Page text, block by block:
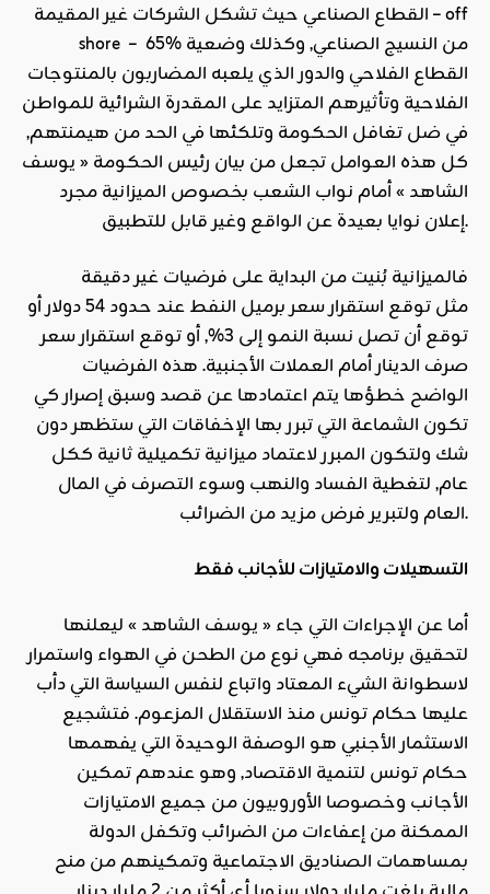
القطاع الصناعي حيث تشكل الشركات غير المقيمة – off
shore – 65% من النسيج الصناعي, وكذلك وضعية
القطاع الفلاحي والدور الذي يلعبه المضاربون بالمنتوجات
الفلاحية وتأثيرهم المتزايد على المقدرة الشرائية للمواطن
في ضل تغافل الحكومة وتلكئها في الحد من هيمنتهم,
كل هذه العوامل تجعل من بيان رئيس الحكومة « يوسف
الشاهد » أمام نواب الشعب بخصوص الميزانية مجرد
إعلان نوايا بعيدة عن الواقع وغير قابل للتطبيق.
مثل توقع استقرار سعر برميل النفط عند حدود 54 دولار أو
توقع أن تصل نسبة النمو إلى 3%, أو توقع استقرار سعر
صرف الدينار أمام العملات الأجنبية. هذه الفرضيات
الواضح خطؤها يتم اعتمادها عن قصد وسبق إصرار كي
تكون الشماعة التي تبرر بها الإخفاقات التي ستظهر دون
شك ولتكون المبرر لاعتماد ميزانية تكميلية ثانية ككل
عام, لتغطية الفساد والنهب وسوء التصرف في المال
العام ولتبرير فرض مزيد من الضرائب.
التسهيلات والامتيازات للأجانب فقط
لتحقيق برنامجه فهي نوع من الطحن في الهواء واستمرار
لاسطوانة الشيء المعتاد واتباع لنفس السياسة التي دأب
عليها حكام تونس منذ الاستقلال المزعوم. فتشجيع
الاستثمار الأجنبي هو الوصفة الوحيدة التي يفهمها
حكام تونس لتنمية الاقتصاد, وهو عندهم تمكين
الأجانب وخصوصا الأوروبيون من جميع الامتيازات
الممكنة من إعفاءات من الضرائب وتكفل الدولة
بمساهمات الصناديق الاجتماعية وتمكينهم من منح